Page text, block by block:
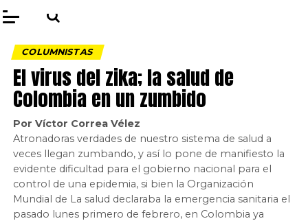
COLUMNISTAS
El virus del zika; la salud de
Colombia en un zumbido
Por Víctor Correa Vélez
Atronadoras verdades de nuestro sistema de salud a
veces llegan zumbando, y así lo pone de manifiesto la
evidente dificultad para el gobierno nacional para el
control de una epidemia, si bien la Organización
Mundial de La salud declaraba la emergencia sanitaria el
pasado lunes primero de febrero, en Colombia ya